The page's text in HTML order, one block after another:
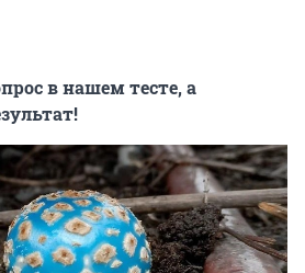
в нашем тесте, а